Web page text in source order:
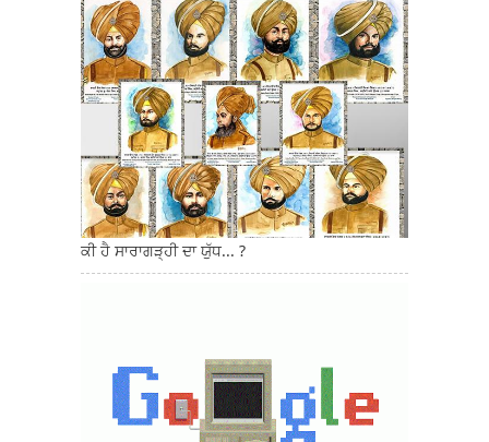
ਕੀ ਹੈ ਸਾਰਾਗੜ੍ਹੀ ਦਾ ਯੁੱਧ... ?